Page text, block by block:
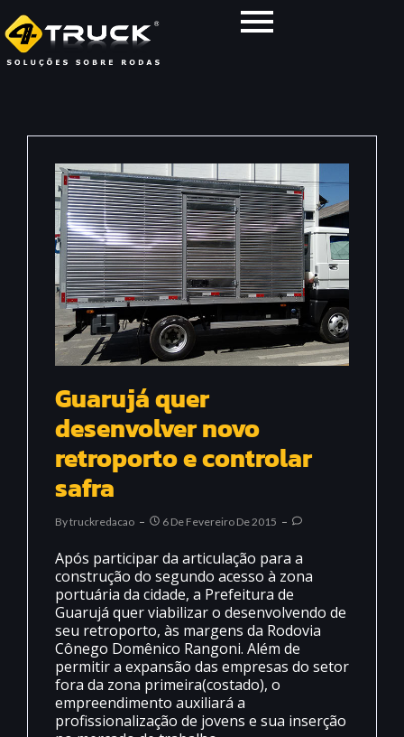
Guarujá quer
desenvolver novo
retroporto e controlar
safra
ByTruckredacao 6 De Fevereiro De 2015
Após participar da articulação para a
construção do segundo acesso à zona
portuária da cidade, a Prefeitura de
Guarujá quer viabilizar o desenvolvendo de
seu retroporto, às margens da Rodovia
Cônego Domênico Rangoni. Além de
permitir a expansão das empresas do setor
fora da zona primeira(costado), o
empreendimento auxiliará a
profissionalização de jovens e sua inserção